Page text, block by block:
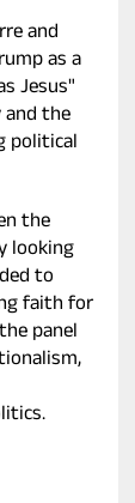
and
as a
Jesus"
and the
political
the
looking
to
faith for
panel